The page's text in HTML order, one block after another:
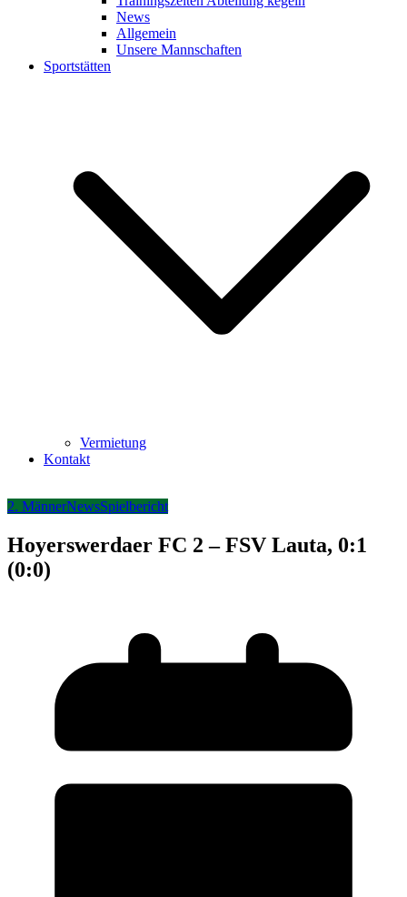
News
Allgemein
Unsere Mannschaften
Sportstätten
Vermietung
Kontakt
2. MännerNewsSpielbericht
Hoyerswerdaer FC 2 – FSV Lauta, 0:1
(0:0)